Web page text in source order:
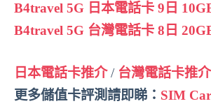
B4travel 5G 日本電話卡 9日
B4travel 5G 台灣電話卡 8日
日本電話卡推介/ 台灣電話卡推介
更多儲值卡評測請即睇： SIM